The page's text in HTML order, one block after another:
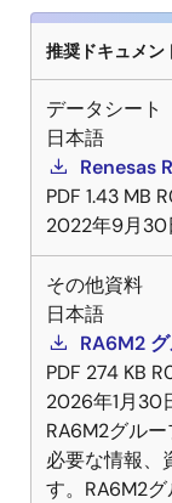
推奨ドキュメン
データシート
日本語
Renesas
PDF 1.43 MB
2022年9月30
その他資料
日本語
RA6M2
PDF 274 KB
2026年1月30
RA6M2グル
必要な情報、
す。RA6M2